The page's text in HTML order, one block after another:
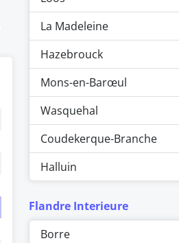
La Madeleine
Hazebrouck
Mons-en-Barœul
Wasquehal
Coudekerque-Branche
Halluin
Flandre Interieure
Borre